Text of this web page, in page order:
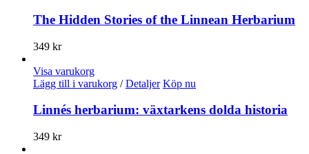
The Hidden Stories of the Linnean Herbarium
349 kr
Visa varukorg
Lägg till i varukorg / Detaljer Köp nu
Linnés herbarium: växtarkens dolda historia
349 kr